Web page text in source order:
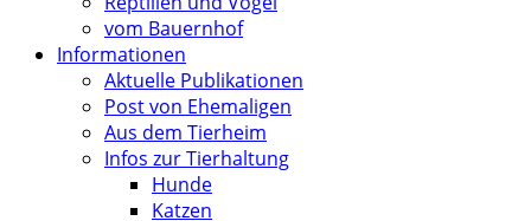
vom Bauernhof
Informationen
Aktuelle Publikationen
Post von Ehemaligen
Aus dem Tierheim
Infos zur Tierhaltung
Hunde
Katzen